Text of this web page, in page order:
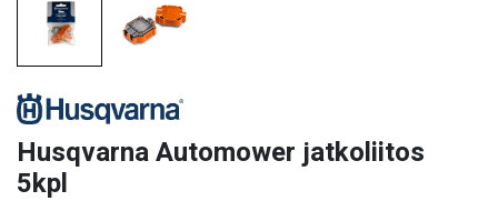
Husqvarna Automower jatkoliitos
5kpl